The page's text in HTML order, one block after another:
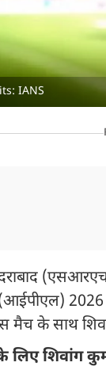
IANS
(आईपीएल)
मैच के साथ
शिवांग